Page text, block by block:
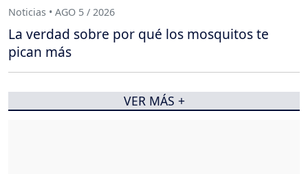
Noticias • AGO 5 / 2026
La verdad sobre por qué los mosquitos te
pican más
VER MÁS +